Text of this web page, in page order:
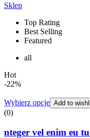
Sklep
Top Rating
Best Selling
Featured
all
Hot
-22%
Wybierz opcje Add to
(0)
nteger vel enim eu